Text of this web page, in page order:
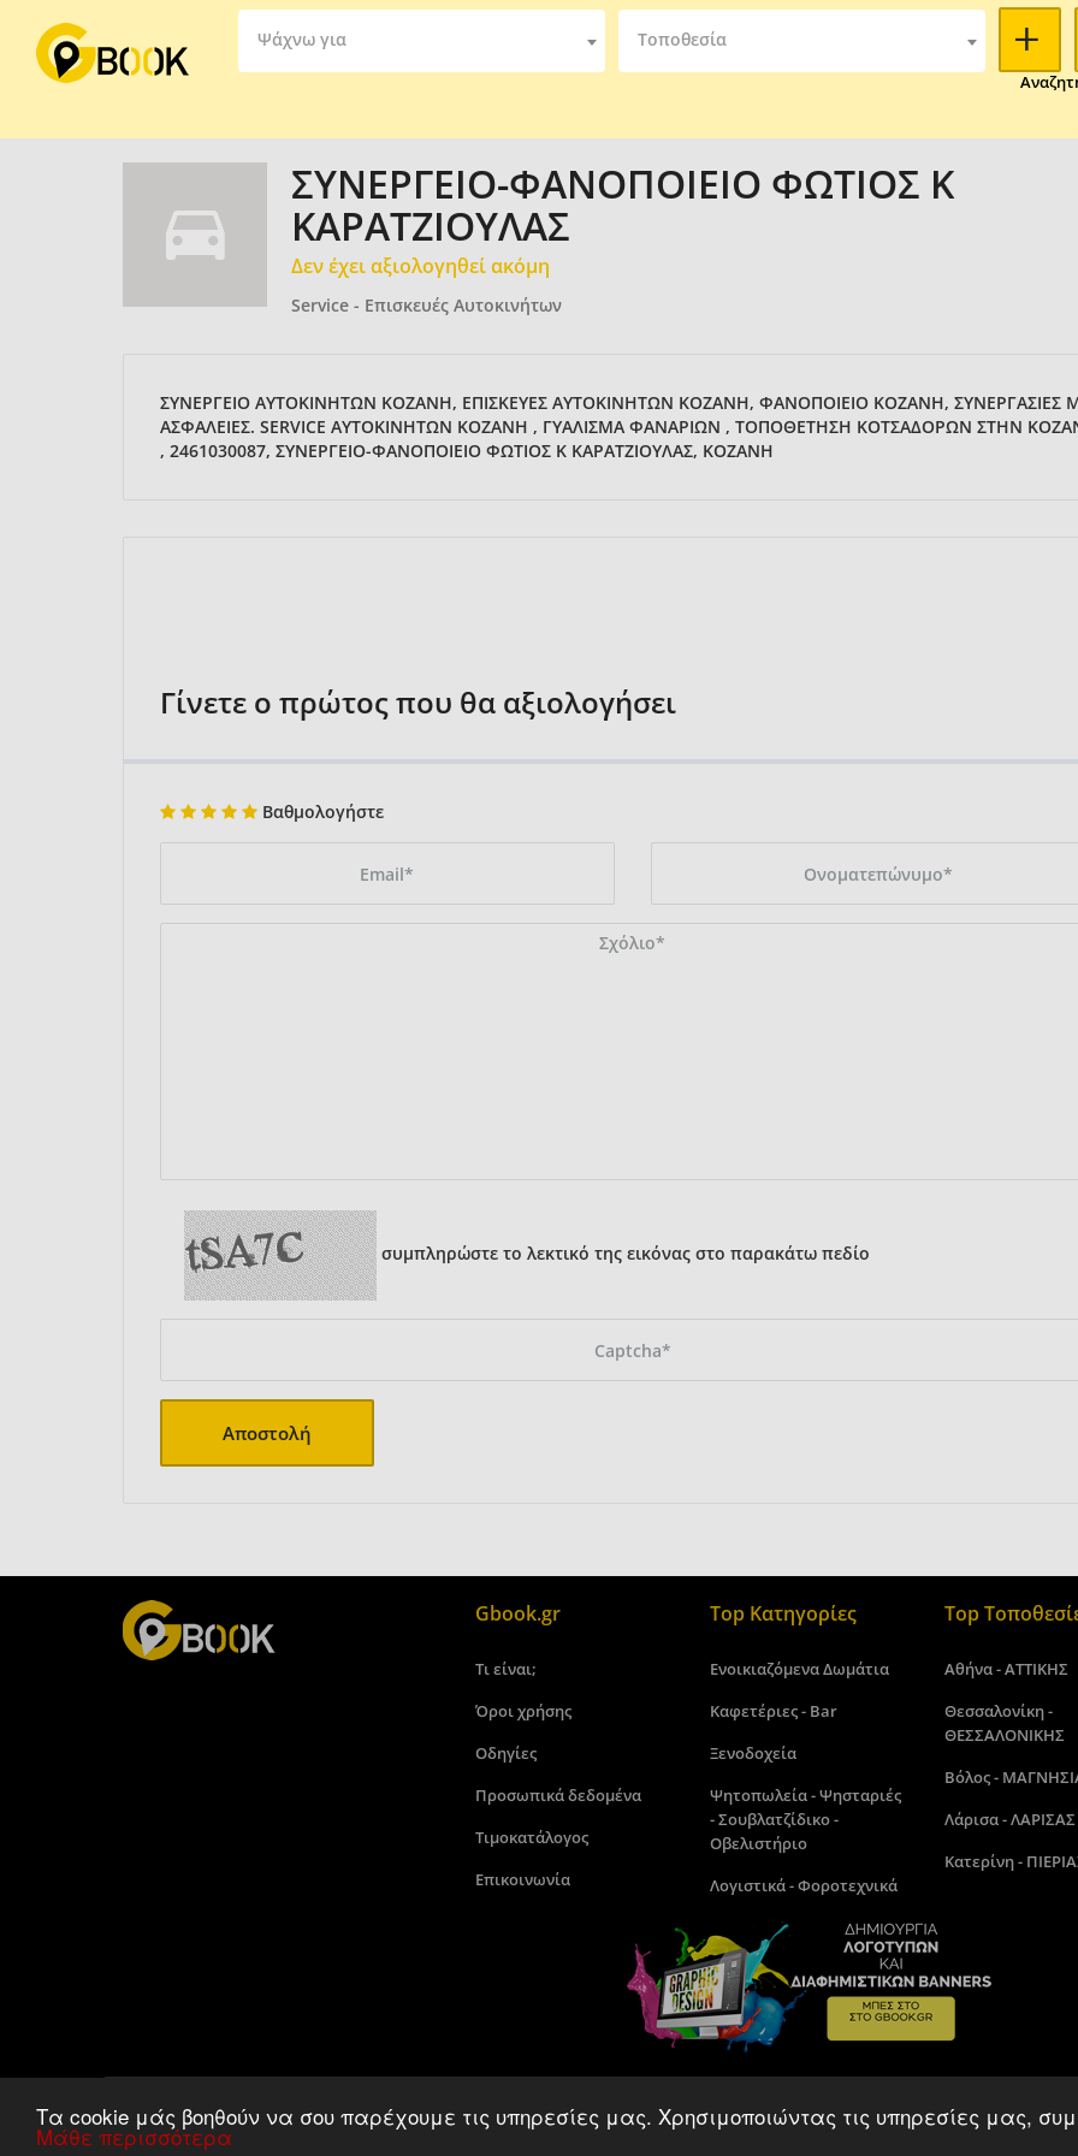
Τα cookie μάς βοηθούν να σου παρέχουμε τις υπηρεσίες μας. Χρησιμοποιώντας τις υπηρεσίες μας,
Μάθε περισσότερα
Ψάχνω για Τοποθεσία
ΣΥΝΕΡΓΕΙΟ-ΦΑΝΟΠΟΙΕΙΟ ΦΩΤΙΟΣ Κ
ΚΑΡΑΤΖΙΟΥΛΑΣ
Δεν έχει αξιολογηθεί ακόμη
Service - Επισκευές Αυτοκινήτων
ΣΥΝΕΡΓΕΙΟ ΑΥΤΟΚΙΝΗΤΩΝ ΚΟΖΑΝΗ, ΕΠΙΣΚΕΥΕΣ ΑΥΤΟΚΙΝΗΤΩΝ ΚΟΖΑΝΗ, ΦΑΝΟΠΟΙΕΙΟ ΚΟΖΑΝΗ, ΣΥΝΕΡΓΑΣΙΕΣ
ΑΣΦΑΛΕΙΕΣ. SERVICE ΑΥΤΟΚΙΝΗΤΩΝ ΚΟΖΑΝΗ , ΓΥΑΛΙΣΜΑ ΦΑΝΑΡΙΩΝ , ΤΟΠΟΘΕΤΗΣΗ ΚΟΤΣΑΔΟΡΩΝ ΣΤΗΝ
, 2461030087, ΣΥΝΕΡΓΕΙΟ-ΦΑΝΟΠΟΙΕΙΟ ΦΩΤΙΟΣ Κ ΚΑΡΑΤΖΙΟΥΛΑΣ, ΚΟΖΑΝΗ
Γίνετε ο πρώτος που θα αξιολογήσει
Βαθμολογήστε
συμπληρώστε το λεκτικό της εικόνας στο παρακάτω πεδίο
Αποστολή
Gbook.gr
Τι είναι;
Όροι χρήσης
Οδηγίες
Προσωπικά δεδομένα
Τιμοκατάλογος
Επικοινωνία
Top Κατηγορίες
Ενοικιαζόμενα Δωμάτια
Καφετέριες - Bar
Ξενοδοχεία
Ψητοπωλεία - Ψησταριές
- Σουβλατζίδικο -
Οβελιστήριο
Λογιστικά - Φοροτεχνικά
Top
Αθήνα - ΑΤΤΙΚΗΣ
Θεσσαλονίκη -
ΘΕΣΣΑΛΟΝΙΚΗΣ
Βόλος -
Λάρισα - ΛΑΡΙΣΑΣ
Κατερίνη -
Gbook.gr©2018 - 2026. Made by kamitare.com